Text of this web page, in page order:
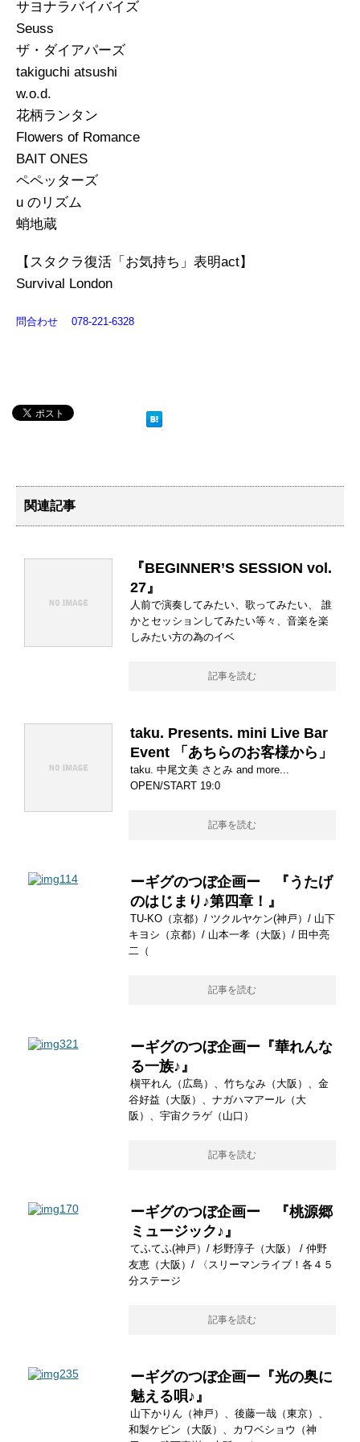
サヨナラバイバイズ
Seuss
ザ・ダイアパーズ
takiguchi atsushi
w.o.d.
花柄ランタン
Flowers of Romance
BAIT ONES
ペペッターズ
u のリズム
蛸地蔵
【スタクラ復活「お気持ち」表明act】
Survival London
問合わせ 078-221-6328
関連記事
『BEGINNER’S SESSION vol.
27』
人前で演奏してみたい、歌ってみたい、 誰
かとセッションしてみたい等々、音楽を楽
しみたい方の為のイベ
記事を読む
taku. Presents. mini Live Bar
Event 「あちらのお客様から」
taku. 中尾文美 さとみ and more...
OPEN/START 19:0
記事を読む
ーギグのつぼ企画ー 『うたげ
のはじまり♪第四章！』
TU-KO（京都）/ ツクルヤケン(神戸）/ 山下
キヨシ（京都）/ 山本一孝（大阪）/ 田中亮
二（
記事を読む
ーギグのつぼ企画ー『華れんな
る一族♪』
槇平れん（広島）、竹ちなみ（大阪）、金
谷好益（大阪）、ナガハマアール（大
阪）、宇宙クラゲ（山口）
記事を読む
ーギグのつぼ企画ー 『桃源郷
ミュージック♪』
てふてふ(神戸）/ 杉野淳子（大阪） / 仲野
友恵（大阪）/ 〈スリーマンライブ！各４５
分ステージ
記事を読む
ーギグのつぼ企画ー『光の奥に
魅える唄♪』
山下かりん（神戸）、後藤一哉（東京）、
和製ケビン（大阪）、カワベショウ（神